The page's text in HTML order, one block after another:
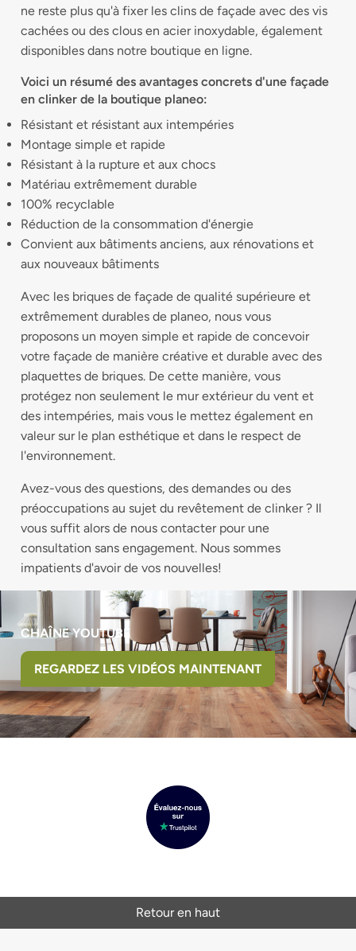
ne reste plus qu'à fixer les clins de façade avec des vis
cachées ou des clous en acier inoxydable, également
disponibles dans notre boutique en ligne.
Voici un résumé des avantages concrets d'une façade
en clinker de la boutique planeo:
Résistant et résistant aux intempéries
Montage simple et rapide
Résistant à la rupture et aux chocs
Matériau extrêmement durable
100% recyclable
Réduction de la consommation d'énergie
Convient aux bâtiments anciens, aux rénovations et
aux nouveaux bâtiments
Avec les briques de façade de qualité supérieure et
extrêmement durables de planeo, nous vous
proposons un moyen simple et rapide de concevoir
votre façade de manière créative et durable avec des
plaquettes de briques. De cette manière, vous
protégez non seulement le mur extérieur du vent et
des intempéries, mais vous le mettez également en
valeur sur le plan esthétique et dans le respect de
l'environnement.
Avez-vous des questions, des demandes ou des
préoccupations au sujet du revêtement de clinker ? Il
vous suffit alors de nous contacter pour une
consultation sans engagement. Nous sommes
impatients d'avoir de vos nouvelles!
CHAÎNE YOUTUBE
REGARDEZ LES VIDÉOS MAINTENANT
Retour en haut